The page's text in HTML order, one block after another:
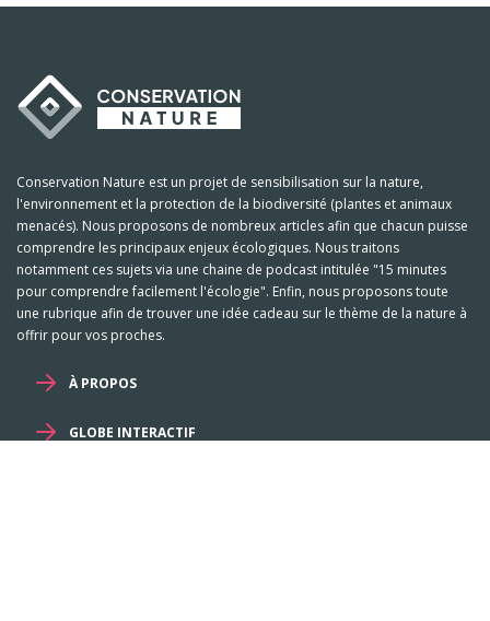
Conservation Nature est un projet de sensibilisation sur la nature,
l'environnement et la protection de la biodiversité (plantes et animaux
menacés). Nous proposons de nombreux articles afin que chacun puisse
comprendre les principaux enjeux écologiques. Nous traitons
notamment ces sujets via une chaine de podcast intitulée "15 minutes
pour comprendre facilement l'écologie". Enfin, nous proposons toute
une rubrique afin de trouver une idée cadeau sur le thème de la nature à
offrir pour vos proches.
À PROPOS
GLOBE INTERACTIF